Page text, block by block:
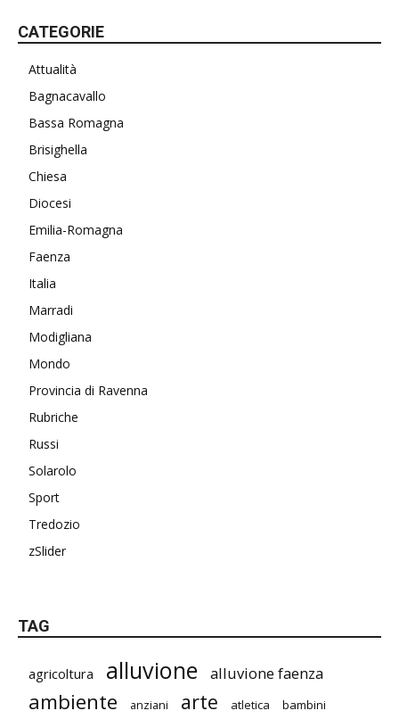
CATEGORIE
Attualità
Bagnacavallo
Bassa Romagna
Brisighella
Chiesa
Diocesi
Emilia-Romagna
Faenza
Italia
Marradi
Modigliana
Mondo
Provincia di Ravenna
Rubriche
Russi
Solarolo
Sport
Tredozio
zSlider
TAG
agricoltura alluvione alluvione faenza
ambiente anziani arte atletica bambini